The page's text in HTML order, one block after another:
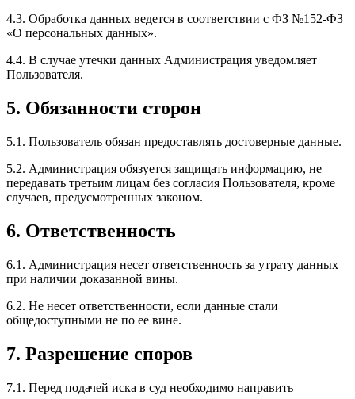
4.3. Обработка данных ведется в соответствии с ФЗ №152-ФЗ
«О персональных данных».
4.4. В случае утечки данных Администрация уведомляет
Пользователя.
5. Обязанности сторон
5.1. Пользователь обязан предоставлять достоверные данные.
5.2. Администрация обязуется защищать информацию, не
передавать третьим лицам без согласия Пользователя, кроме
случаев, предусмотренных законом.
6. Ответственность
6.1. Администрация несет ответственность за утрату данных
при наличии доказанной вины.
6.2. Не несет ответственности, если данные стали
общедоступными не по ее вине.
7. Разрешение споров
7.1. Перед подачей иска в суд необходимо направить